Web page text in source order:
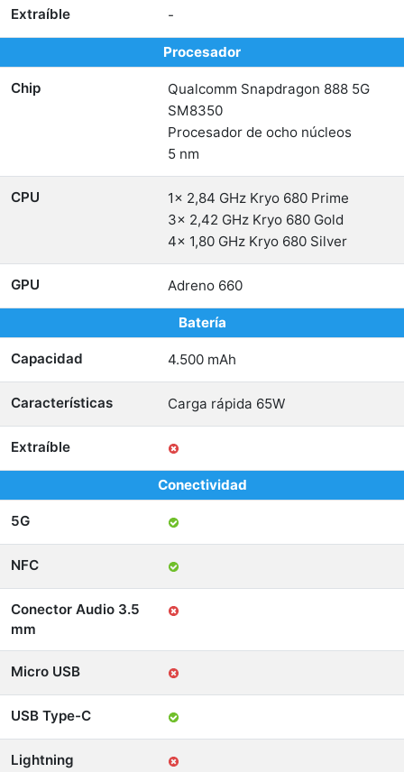
Extraíble -
Procesador
Chip
Qualcomm Snapdragon 888 5G
SM8350
Procesador de ocho núcleos
5 nm
CPU
1x 2,84 GHz Kryo 680 Prime
3x 2,42 GHz Kryo 680 Gold
4x 1,80 GHz Kryo 680 Silver
GPU Adreno 660
Batería
Capacidad 4.500 mAh
Características Carga rápida 65W
Extraíble
Conectividad
5G
NFC
Conector Audio 3.5
mm
Micro USB
USB Type-C
Lightning